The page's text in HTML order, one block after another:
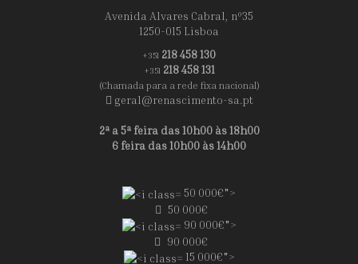
Avenida Alvares Cabral, nº35
1250-015 Lisboa
+351 218 458 130
+351 218 458 131
(Chamada para a rede fixa nacional)
geral@renascimento-sa.pt
2ª a 5ª feira das 10h00 às 18h00
6 feira das 10h00 às 14h00
50 000€">
50 000€
90 000€">
90 000€
15 000€">